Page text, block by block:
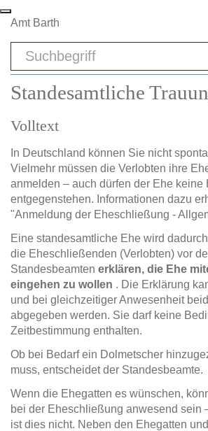
Zum Hauptinhalt springen
Amt Barth
Sword
Standesamtliche
Volltext
In Deutschland können Sie nicht
Vielmehr müssen die Verlobten ihre
anmelden – auch dürfen der Ehe keine
entgegenstehen. Informationen dazu
"Anmeldung der Eheschließung -
Eine standesamtliche Ehe wird
die Eheschließenden (Verlobten) vor
Standesbeamten erklären, die Ehe
eingehen zu wollen . Die Erklärung
und bei gleichzeitiger Anwesenheit
abgegeben werden. Sie darf keine
Zeitbestimmung enthalten.
Ob bei Bedarf ein Dolmetscher
muss, entscheidet der Standesbeamte.
Wenn die Ehegatten es wünschen,
bei der Eheschließung anwesend sein
ist dies nicht. Neben den Ehegatten